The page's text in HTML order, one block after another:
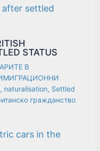
STATUS
В
, naturalisation, Settled
гражданство